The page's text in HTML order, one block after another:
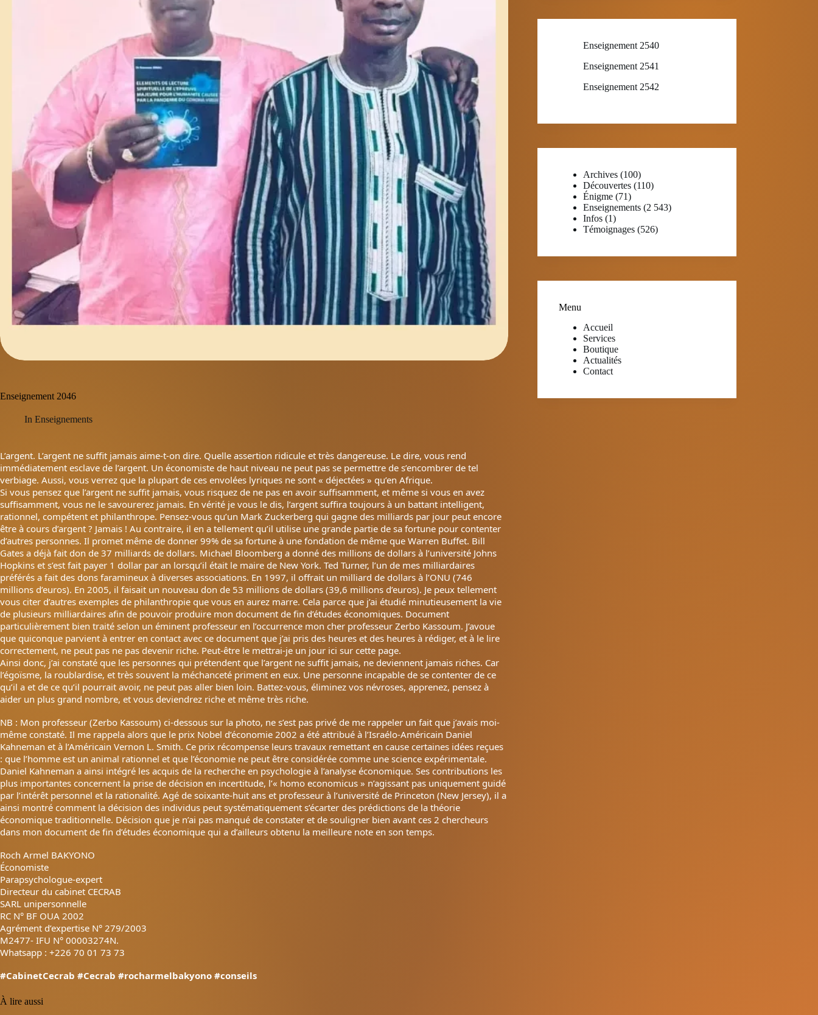
Enseignement 2046
In Enseignements
L’argent. L’argent ne suffit jamais aime-t-on dire. Quelle assertion ridicule et très dangereuse. Le dire, vous rend
immédiatement esclave de l’argent. Un économiste de haut niveau ne peut pas se permettre de s’encombrer de tel
verbiage. Aussi, vous verrez que la plupart de ces envolées lyriques ne sont « déjectées » qu’en Afrique.
Si vous pensez que l’argent ne suffit jamais, vous risquez de ne pas en avoir suffisamment, et même si vous en avez
suffisamment, vous ne le savourerez jamais. En vérité je vous le dis, l’argent suffira toujours à un battant intelligent,
rationnel, compétent et philanthrope. Pensez-vous qu’un Mark Zuckerberg qui gagne des milliards par jour peut encore
être à cours d’argent ? Jamais ! Au contraire, il en a tellement qu’il utilise une grande partie de sa fortune pour contenter
d’autres personnes. Il promet même de donner 99% de sa fortune à une fondation de même que Warren Buffet. Bill
Gates a déjà fait don de 37 milliards de dollars. Michael Bloomberg a donné des millions de dollars à l’université Johns
Hopkins et s’est fait payer 1 dollar par an lorsqu’il était le maire de New York. Ted Turner, l’un de mes milliardaires
préférés a fait des dons faramineux à diverses associations. En 1997, il offrait un milliard de dollars à l’ONU (746
millions d’euros). En 2005, il faisait un nouveau don de 53 millions de dollars (39,6 millions d’euros). Je peux tellement
vous citer d’autres exemples de philanthropie que vous en aurez marre. Cela parce que j’ai étudié minutieusement la vie
de plusieurs milliardaires afin de pouvoir produire mon document de fin d’études économiques. Document
particulièrement bien traité selon un éminent professeur en l’occurrence mon cher professeur Zerbo Kassoum. J’avoue
que quiconque parvient à entrer en contact avec ce document que j’ai pris des heures et des heures à rédiger, et à le lire
correctement, ne peut pas ne pas devenir riche. Peut-être le mettrai-je un jour ici sur cette page.
Ainsi donc, j’ai constaté que les personnes qui prétendent que l’argent ne suffit jamais, ne deviennent jamais riches. Car
l’égoïsme, la roublardise, et très souvent la méchanceté priment en eux. Une personne incapable de se contenter de ce
qu’il a et de ce qu’il pourrait avoir, ne peut pas aller bien loin. Battez-vous, éliminez vos névroses, apprenez, pensez à
aider un plus grand nombre, et vous deviendrez riche et même très riche.
NB : Mon professeur (Zerbo Kassoum) ci-dessous sur la photo, ne s’est pas privé de me rappeler un fait que j’avais moi-
même constaté. Il me rappela alors que le prix Nobel d’économie 2002 a été attribué à l’Israélo-Américain Daniel
Kahneman et à l’Américain Vernon L. Smith. Ce prix récompense leurs travaux remettant en cause certaines idées reçues
: que l’homme est un animal rationnel et que l’économie ne peut être considérée comme une science expérimentale.
Daniel Kahneman a ainsi intégré les acquis de la recherche en psychologie à l’analyse économique. Ses contributions les
plus importantes concernent la prise de décision en incertitude, l’« homo economicus » n’agissant pas uniquement guidé
par l’intérêt personnel et la rationalité. Agé de soixante-huit ans et professeur à l’université de Princeton (New Jersey), il a
ainsi montré comment la décision des individus peut systématiquement s’écarter des prédictions de la théorie
économique traditionnelle. Décision que je n’ai pas manqué de constater et de souligner bien avant ces 2 chercheurs
dans mon document de fin d’études économique qui a d’ailleurs obtenu la meilleure note en son temps.
Roch Armel BAKYONO
Économiste
Parapsychologue-expert
Directeur du cabinet CECRAB
SARL unipersonnelle
RC N° BF OUA 2002
Agrément d’expertise N° 279/2003
M2477- IFU N° 00003274N.
Whatsapp : +226 70 01 73 73
#CabinetCecrab #Cecrab #rocharmelbakyono #conseils
À lire aussi
Enseignement 2540
Enseignement 2541
Enseignement 2542
Archives (100)
Découvertes (110)
Énigme (71)
Enseignements (2 543)
Infos (1)
Témoignages (526)
Menu
Accueil
Services
Boutique
Actualités
Contact